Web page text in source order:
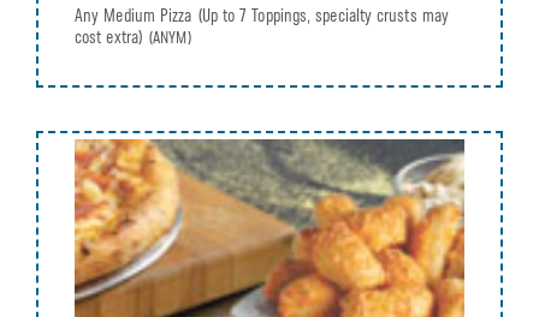
Any Medium Pizza (Up to 7 Toppings, specialty crusts may
cost extra) (ANYM)